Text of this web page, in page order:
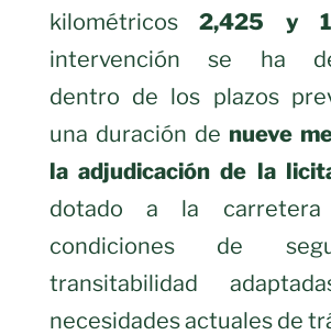
kilométricos2,425 y
intervención se ha
dentro de los plazos
una duración de nueve
la adjudicación de la
dotado a la
condiciones de
transitabilidad
necesidades actuales de